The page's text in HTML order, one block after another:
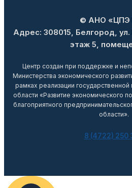
© АНО «ЦПЭ
Адрес: 308015, Белгород,
этаж 5,
Центр создан при поддержке и
Министерства экономического
рамках реализации
области «Развитие экономического
благоприятного
области».
8 (4722) 250